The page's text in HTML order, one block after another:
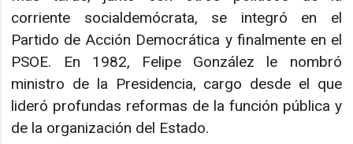
corriente socialdemócrata, se integró en el
Partido de Acción Democrática y finalmente en el
PSOE. En 1982, Felipe González le nombró
ministro de la Presidencia, cargo desde el que
lideró profundas reformas de la función pública y
de la organización del Estado.